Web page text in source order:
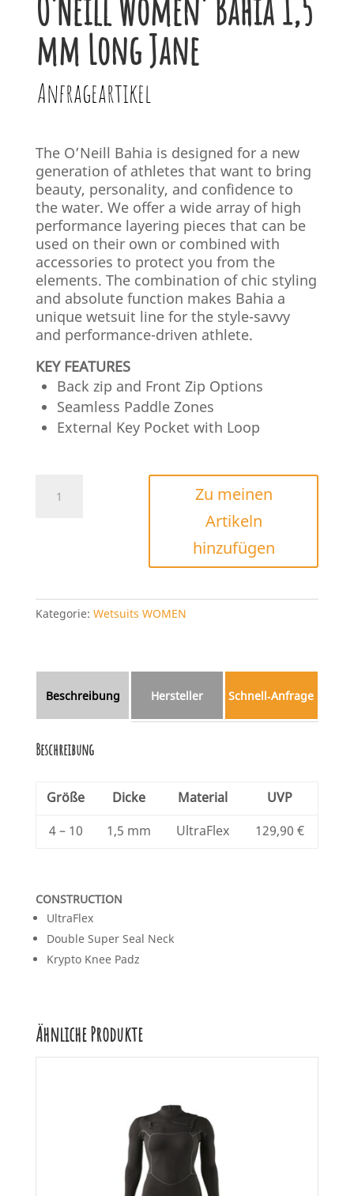
mm Long Jane
Anfrageartikel
The O’Neill Bahia is designed for a new
generation of athletes that want to bring
beauty, personality, and confidence to
the water. We offer a wide array of high
performance layering pieces that can be
used on their own or combined with
accessories to protect you from the
elements. The combination of chic styling
and absolute function makes Bahia a
unique wetsuit line for the style-savvy
and performance-driven athlete.
KEY FEATURES
Back zip and Front Zip Options
Seamless Paddle Zones
External Key Pocket with Loop
Women'
Menge
Zu meinen
Artikeln
hinzufügen
Kategorie: Wetsuits WOMEN
Beschreibung Hersteller Schnell‑Anfrage
Beschreibung
Größe Dicke Material
UVP
4 – 10
1,5 mm UltraFlex 129,90 €
CONSTRUCTION
UltraFlex
Double Super Seal Neck
Krypto Knee Padz
Ähnliche Produkte